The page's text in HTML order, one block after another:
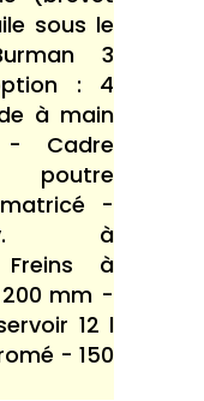
sous le
3
: 4
à main
Cadre
poutre
-
av. à
à
mm -
12 l
- 150